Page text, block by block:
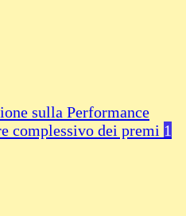
sulla Performance
complessivo dei premi 1